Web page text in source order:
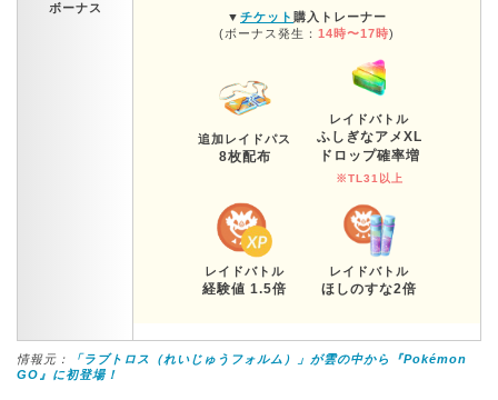
ボーナス
▼ チケット 購入トレーナー
(ボーナス発生： 14時〜17時)
追加レイドパス
8枚配布
レイドバトル
ふしぎなアメXL
ドロップ確率増
※TL31以上
レイドバトル
経験値 1.5倍
レイドバトル
ほしのすな2倍
情報元：
「ラブトロス（れいじゅうフォルム）」が雲の中から『Pokémon
GO』に初登場！